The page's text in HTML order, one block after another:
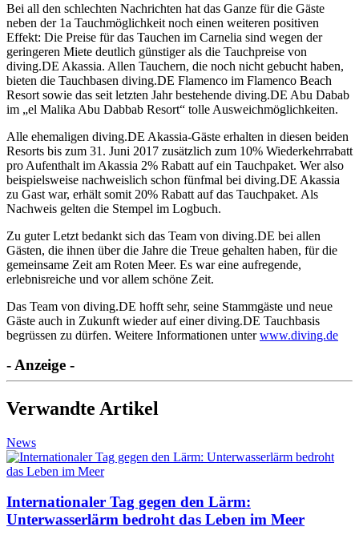
Bei all den schlechten Nachrichten hat das Ganze für die Gäste
neben der 1a Tauchmöglichkeit noch einen weiteren positiven
Effekt: Die Preise für das Tauchen im Carnelia sind wegen der
geringeren Miete deutlich günstiger als die Tauchpreise von
diving.DE Akassia. Allen Tauchern, die noch nicht gebucht haben,
bieten die Tauchbasen diving.DE Flamenco im Flamenco Beach
Resort sowie das seit letzten Jahr bestehende diving.DE Abu Dabab
im „el Malika Abu Dabbab Resort“ tolle Ausweichmöglichkeiten.
Alle ehemaligen diving.DE Akassia-Gäste erhalten in diesen beiden
Resorts bis zum 31. Juni 2017 zusätzlich zum 10% Wiederkehrrabatt
pro Aufenthalt im Akassia 2% Rabatt auf ein Tauchpaket. Wer also
beispielsweise nachweislich schon fünfmal bei diving.DE Akassia
zu Gast war, erhält somit 20% Rabatt auf das Tauchpaket. Als
Nachweis gelten die Stempel im Logbuch.
Zu guter Letzt bedankt sich das Team von diving.DE bei allen
Gästen, die ihnen über die Jahre die Treue gehalten haben, für die
gemeinsame Zeit am Roten Meer. Es war eine aufregende,
erlebnisreiche und vor allem schöne Zeit.
Das Team von diving.DE hofft sehr, seine Stammgäste und neue
Gäste auch in Zukunft wieder auf einer diving.DE Tauchbasis
begrüssen zu dürfen. Weitere Informationen unterwww.diving.de
- Anzeige -
Verwandte Artikel
News
Internationaler Tag gegen den Lärm:
Unterwasserlärm bedroht das Leben im Meer